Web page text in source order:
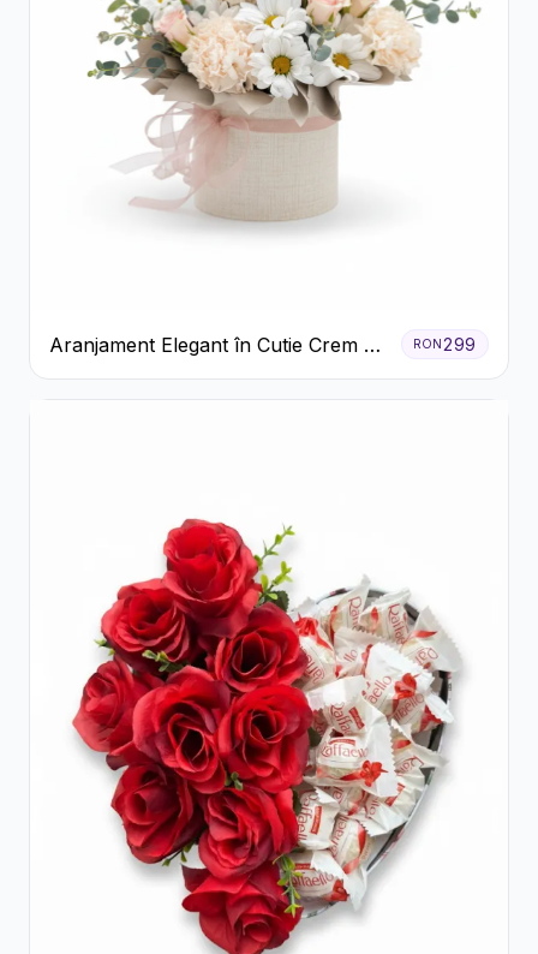
Aranjament Elegant în Cutie Crem cu
Crizanteme și Trandafiri
RON 299